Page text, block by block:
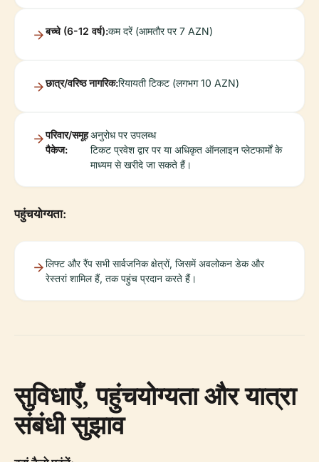
बच्चे (6-12 वर्ष):कम दरें (आमतौर पर 7 AZN)
छात्र/वरिष्ठ नागरिक:रियायती टिकट (लगभग 10 AZN)
परिवार/समूह
पैकेज:
अनुरोध पर उपलब्ध
टिकट प्रवेश द्वार पर या अधिकृत ऑनलाइन प्लेटफार्मों के
माध्यम से खरीदे जा सकते हैं।
पहुंचयोग्यता:
लिफ्ट और रैंप सभी सार्वजनिक क्षेत्रों, जिसमें अवलोकन डेक और
रेस्तरां शामिल हैं, तक पहुंच प्रदान करते हैं।
सुविधाएँ, पहुंचयोग्यता और यात्रा
संबंधी सुझाव